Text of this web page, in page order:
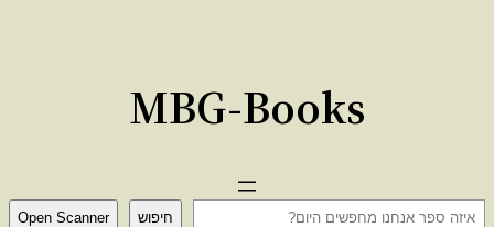
MBG-Books
ח
חיפוש Open Scanner